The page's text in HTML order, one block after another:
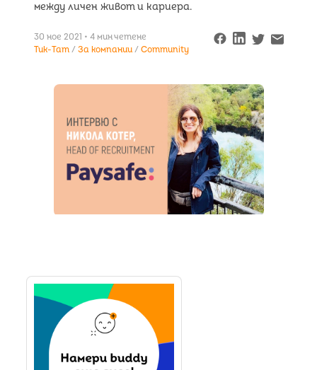
между личен живот и кариера.
30 ное 2021 • 4 мин четене
Tuk-Tam
За компании Community